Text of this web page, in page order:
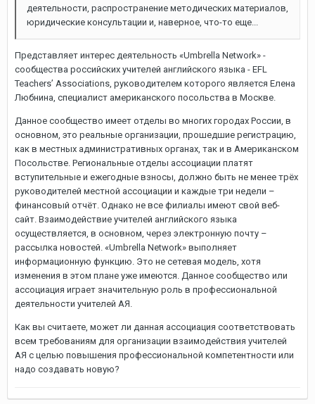
деятельности, распространение методических материалов,
юридические консультации и, наверное, что-то еще...
Представляет интерес деятельность «Umbrella Network» -
сообщества российских учителей английского языка - EFL
Teachers’ Associations, руководителем которого является Елена
Любнина, специалист американского посольства в Москве.
Данное сообщество имеет отделы во многих городах России, в
основном, это реальные организации, прошедшие регистрацию,
как в местных административных органах, так и в Американском
Посольстве. Региональные отделы ассоциации платят
вступительные и ежегодные взносы, должно быть не менее трёх
руководителей местной ассоциации и каждые три недели –
финансовый отчёт. Однако не все филиалы имеют свой веб-
сайт. Взаимодействие учителей английского языка
осуществляется, в основном, через электронную почту –
рассылка новостей. «Umbrella Network» выполняет
информационную функцию. Это не сетевая модель, хотя
изменения в этом плане уже имеются. Данное сообщество или
ассоциация играет значительную роль в профессиональной
деятельности учителей АЯ.
Как вы считаете, может ли данная ассоциация соответствовать
всем требованиям для организации взаимодействия учителей
АЯ с целью повышения профессиональной компетентности или
надо создавать новую?